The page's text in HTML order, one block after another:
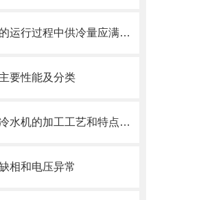
在冷水机组的运行过程中供冷量应满足流量运行
要性能及分类
水冷式螺杆冷水机的加工工艺和特点概述
相和电压异常